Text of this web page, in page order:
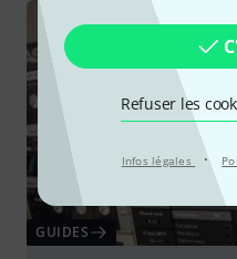
Refuser les
Infos légales ·
GUIDES